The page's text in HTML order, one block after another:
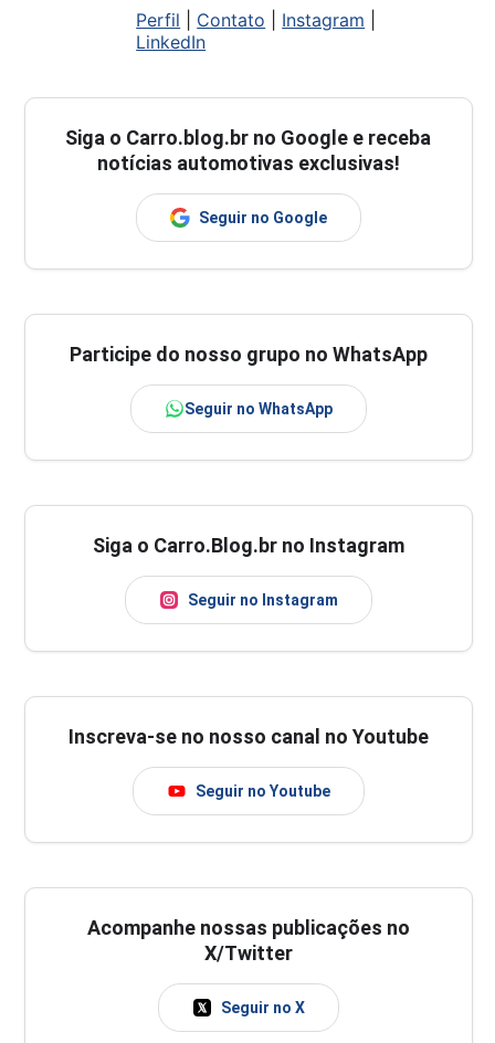
Perfil Contato Instagram
LinkedIn
Siga o Carro.blog.br no Google e receba
notícias automotivas exclusivas!
Seguir no Google
Participe do nosso grupo no WhatsApp
Seguir no WhatsApp
Siga o Carro.Blog.br no Instagram
Seguir no Instagram
Inscreva-se no nosso canal no Youtube
Seguir no Youtube
Acompanhe nossas publicações no
X/Twitter
Seguir no X